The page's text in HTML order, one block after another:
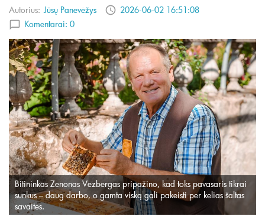
Autorius: Jūsų Panevėžys
2026-06-02 16:51:08
Komentarai: 0
Bitininkas Zenonas Vezbergas pripažino, kad toks pavasaris tikrai
sunkus – daug darbo, o gamta viską gali pakeisti per kelias šaltas
savaites.